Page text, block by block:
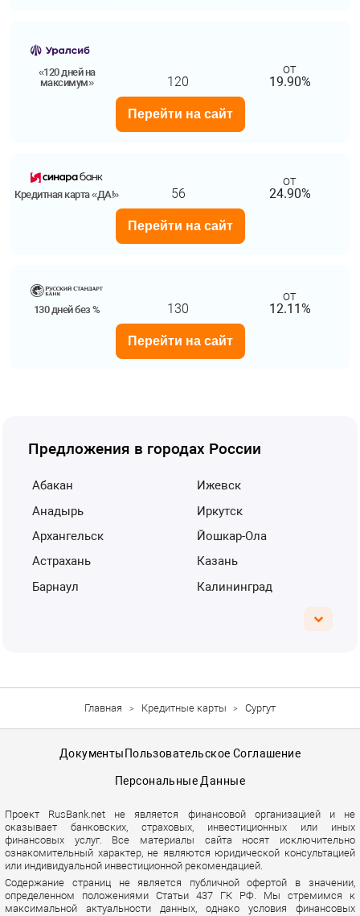
«120 дней на
максимум»
120
от
19.90%
Перейти на сайт
Кредитная карта «ДА!» 56
от
24.90%
Перейти на сайт
130 дней без % 130
от
12.11%
Перейти на сайт
Предложения в городах России
Абакан
Анадырь
Архангельск
Астрахань
Барнаул
Ижевск
Иркутск
Йошкар-Ола
Казань
Калининград
Главная Кредитные карты Сургут
Документы Пользовательское Соглашение
Персональные Данные
Проект RusBank.net не является финансовой организацией и не
оказывает банковских, страховых, инвестиционных или иных
финансовых услуг. Все материалы сайта носят исключительно
ознакомительный характер, не являются юридической консультацией
или индивидуальной инвестиционной рекомендацией.
Содержание страниц не является публичной офертой в значении,
определенном положениями Статьи 437 ГК РФ. Мы стремимся к
максимальной актуальности данных, однако условия финансовых